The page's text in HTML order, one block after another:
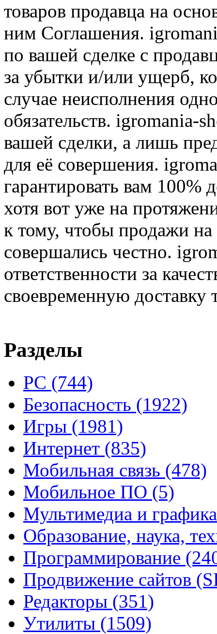
товаров продавца на
ним Соглашения.
по вашей сделке с
за убытки и/или ущерб,
случае неисполнения
обязательств. igromania-
вашей сделки, а лишь
для её совершения.
гарантировать вам 100%
хотя вот уже на
к тому, чтобы продажи
совершались честно.
ответственности за
своевременную доставку
Разделы
PC (744)
Безопасность (1922)
Игры (1981)
Интернет (835)
Мобильная связь (478)
Мобильное ПО (5)
Мультимедиа и
Образование, наука,
Программирование
Продвижение сайтов
Редакторы (351)
Утилиты (1509)